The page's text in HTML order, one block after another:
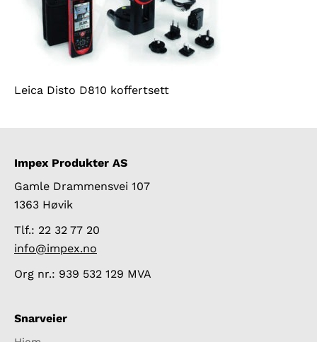
Leica Disto D810 koffertsett
Impex Produkter AS
Gamle Drammensvei 107
1363 Høvik
Tlf.: 22 32 77 20
info@impex.no
Org nr.: 939 532 129 MVA
Snarveier